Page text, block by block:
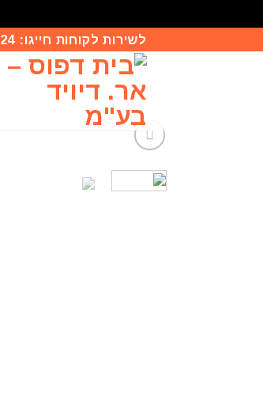
לשירות לקוחות חייגו: 054-4320324 או 03-9414135